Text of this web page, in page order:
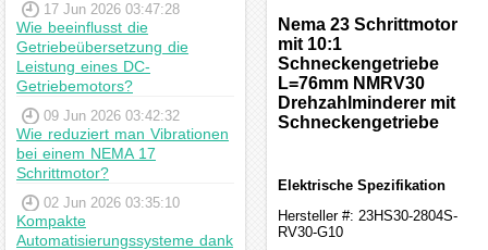
17 Jun 2026 03:47:28
Wie beeinflusst die
Getriebeübersetzung die
Leistung eines DC-
Getriebemotors?
09 Jun 2026 03:42:32
Wie reduziert man Vibrationen
bei einem NEMA 17
Schrittmotor?
02 Jun 2026 03:35:10
Kompakte
Automatisierungssysteme dank
Nema 23 Schrittmotor
mit 10:1
Schneckengetriebe
L=76mm NMRV30
Drehzahlminderer mit
Schneckengetriebe
Elektrische Spezifikation
Hersteller #: 23HS30-2804S-
RV30-G10